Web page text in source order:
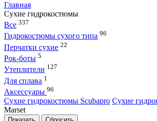
Главная
Сухие гидрокостюмы
Все 337
Гидрокостюмы сухого типа 96
Перчатки сухие 22
Рок-боты 5
Утеплители 127
Для сплава 1
Аксессуары 96
Сухие гидрокостюмы Scubapro Сухие
Marset